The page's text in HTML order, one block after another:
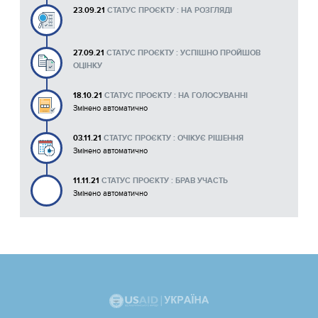
23.09.21 СТАТУС ПРОЄКТУ : НА РОЗГЛЯДІ
27.09.21 СТАТУС ПРОЄКТУ : УСПІШНО ПРОЙШОВ
ОЦІНКУ
18.10.21 СТАТУС ПРОЄКТУ : НА ГОЛОСУВАННІ
Змінено автоматично
03.11.21 СТАТУС ПРОЄКТУ : ОЧІКУЄ РІШЕННЯ
Змінено автоматично
11.11.21 СТАТУС ПРОЄКТУ : БРАВ УЧАСТЬ
Змінено автоматично